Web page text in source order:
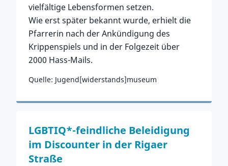
vielfältige Lebensformen setzen.
Wie erst später bekannt wurde, erhielt die
Pfarrerin nach der Ankündigung des
Krippenspiels und in der Folgezeit über
2000 Hass-Mails.
Quelle: Jugend[widerstands]museum
Zum Vorfall
LGBTIQ*-feindliche Beleidigung
im Discounter in der Rigaer
Straße